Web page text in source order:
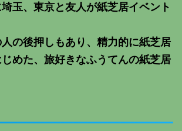
玉、東京と友人が紙芝居イベント
の後押しもあり、精力的に紙芝居
めた、旅好きなふうてんの紙芝居